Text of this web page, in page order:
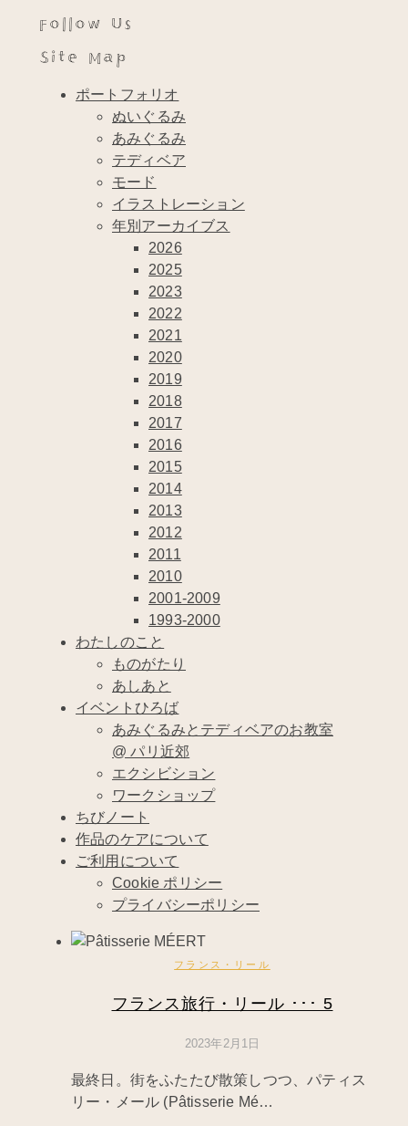
Follow Us
Site Map
ポートフォリオ
ぬいぐるみ
あみぐるみ
テディベア
モード
イラストレーション
年別アーカイブス
2026
2025
2023
2022
2021
2020
2019
2018
2017
2016
2015
2014
2013
2012
2011
2010
2001-2009
1993-2000
わたしのこと
ものがたり
あしあと
イベントひろば
あみぐるみとテディベアのお教室
@ パリ近郊
エクシビション
ワークショップ
ちびノート
作品のケアについて
ご利用について
Cookie ポリシー
プライバシーポリシー
フランス・リール
フランス旅行・リール ･･･ 5
2023年2月1日
最終日。街をふたたび散策しつつ、パティス
リー・メール (Pâtisserie Mé…